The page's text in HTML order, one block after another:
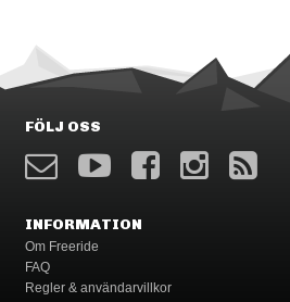
FÖLJ OSS
INFORMATION
Om Freeride
FAQ
Regler & användarvillkor